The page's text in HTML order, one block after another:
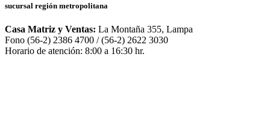
sucursal región metropolitana
Casa Matriz y Ventas: La Montaña 355, Lampa
Fono (56-2) 2386 4700 / (56-2) 2622 3030
Horario de atención: 8:00 a 16:30 hr.